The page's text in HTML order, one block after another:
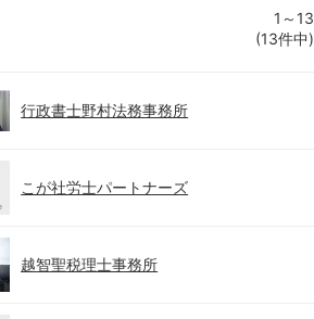
1～13
(13件中)
行政書士野村法務事務所
こが社労士パートナーズ
越智聖税理士事務所